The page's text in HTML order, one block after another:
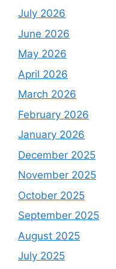
July 2026
June 2026
May 2026
April 2026
March 2026
February 2026
January 2026
December 2025
November 2025
October 2025
September 2025
August 2025
July 2025